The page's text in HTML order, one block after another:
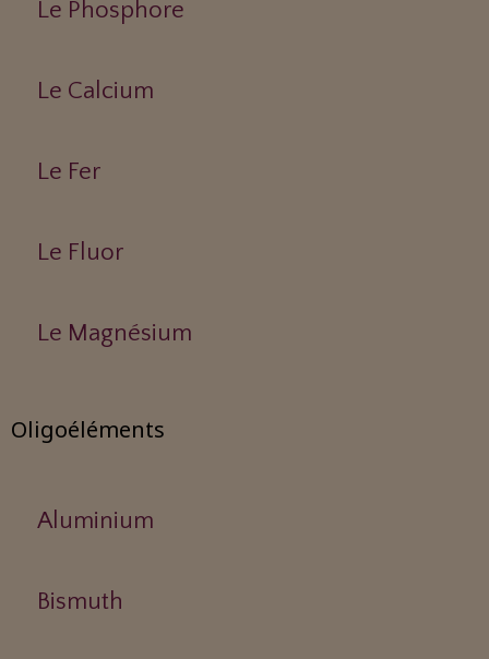
Le Phosphore
Le Calcium
Le Fer
Le Fluor
Le Magnésium
Oligoéléments
Aluminium
Bismuth